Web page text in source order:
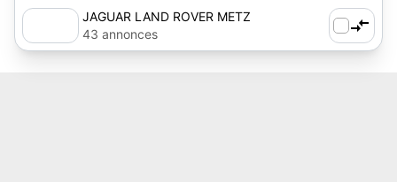
JAGUAR LAND ROVER METZ
43 annonces